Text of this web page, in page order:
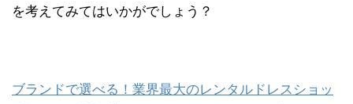
を考えてみてはいかがでしょう？
ブランドで選べる！業界最大のレンタルドレスショッ